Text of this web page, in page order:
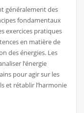
généralement des
fondamentaux
exercices pratiques
en matière de
des énergies. Les
l’énergie
pour agir sur les
et rétablir l’harmonie